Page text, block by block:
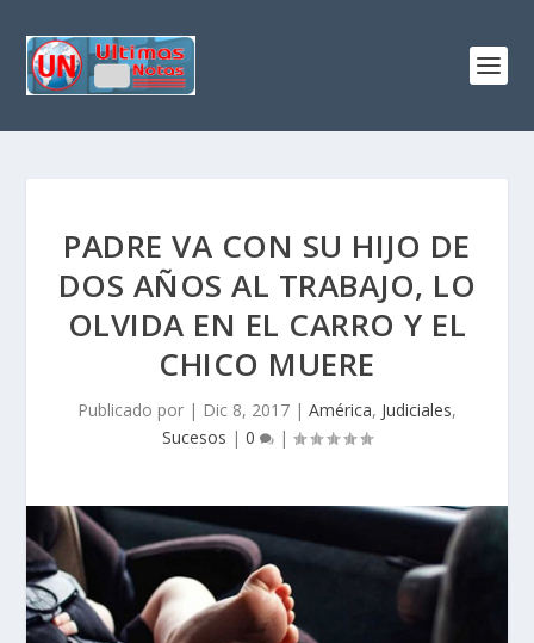
PADRE VA CON SU HIJO DE
DOS AÑOS AL TRABAJO, LO
OLVIDA EN EL CARRO Y EL
CHICO MUERE
Publicado por | Dic 8, 2017 | América, Judiciales,
Sucesos | 0 |